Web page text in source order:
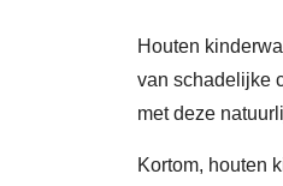
Houten
van schadelijke
met deze
Kortom, houten